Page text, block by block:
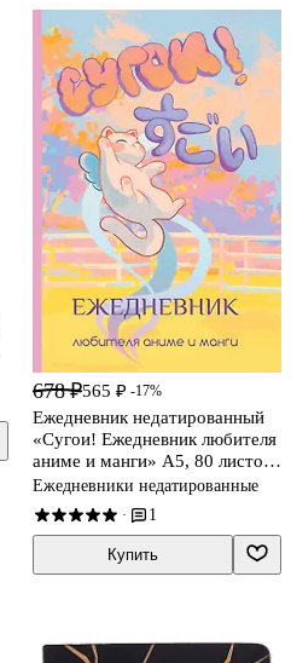
678 ₽565 ₽ -17%
Ежедневник недатированный
«Сугои! Ежедневник любителя
аниме и манги» А5, 80 листов,
АСТ
Ежедневники недатированные
· 1
Купить